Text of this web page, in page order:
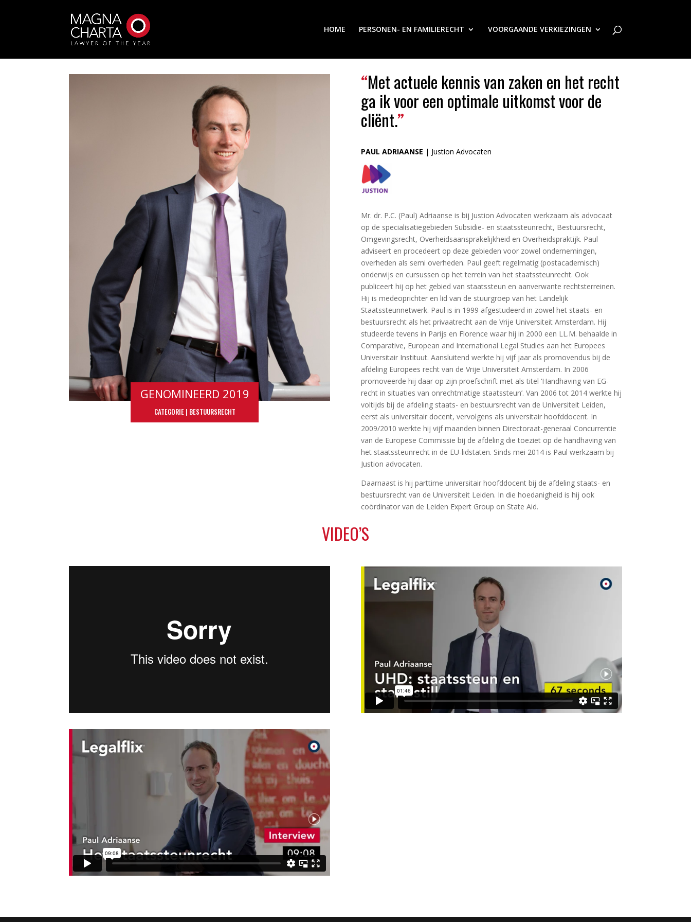
HOME PERSONEN- EN FAMILIERECHT VOORGAANDE VERKIEZINGEN
GENOMINEERD 2019
CATEGORIE | BESTUURSRECHT
“Met actuele kennis van zaken en het recht
ga ik voor een optimale uitkomst voor de
cliënt.”
PAUL ADRIAANSE | Justion Advocaten
Mr. dr. P.C. (Paul) Adriaanse is bij Justion Advocaten werkzaam als advocaat
op de specialisatiegebieden Subsidie- en staatssteunrecht, Bestuursrecht,
Omgevingsrecht, Overheidsaansprakelijkheid en Overheidspraktijk. Paul
adviseert en procedeert op deze gebieden voor zowel ondernemingen,
overheden als semi overheden. Paul geeft regelmatig (postacademisch)
onderwijs en cursussen op het terrein van het staatssteunrecht. Ook
publiceert hij op het gebied van staatssteun en aanverwante rechtsterreinen.
Hij is medeoprichter en lid van de stuurgroep van het Landelijk
Staatssteunnetwerk. Paul is in 1999 afgestudeerd in zowel het staats- en
bestuursrecht als het privaatrecht aan de Vrije Universiteit Amsterdam. Hij
studeerde tevens in Parijs en Florence waar hij in 2000 een LL.M. behaalde in
Comparative, European and International Legal Studies aan het Europees
Universitair Instituut. Aansluitend werkte hij vijf jaar als promovendus bij de
afdeling Europees recht van de Vrije Universiteit Amsterdam. In 2006
promoveerde hij daar op zijn proefschrift met als titel ‘Handhaving van EG-
recht in situaties van onrechtmatige staatssteun’. Van 2006 tot 2014 werkte hij
voltijds bij de afdeling staats- en bestuursrecht van de Universiteit Leiden,
eerst als universitair docent, vervolgens als universitair hoofddocent. In
2009/2010 werkte hij vijf maanden binnen Directoraat-generaal Concurrentie
van de Europese Commissie bij de afdeling die toeziet op de handhaving van
het staatssteunrecht in de EU-lidstaten. Sinds mei 2014 is Paul werkzaam bij
Justion advocaten.
Daarnaast is hij parttime universitair hoofddocent bij de afdeling staats- en
bestuursrecht van de Universiteit Leiden. In die hoedanigheid is hij ook
coördinator van de Leiden Expert Group on State Aid.
VIDEO’S